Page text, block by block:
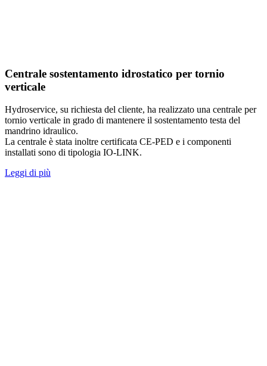
Centrale sostentamento idrostatico per tornio
verticale
Hydroservice, su richiesta del cliente, ha realizzato una centrale per
tornio verticale in grado di mantenere il sostentamento testa del
mandrino idraulico.
La centrale è stata inoltre certificata CE-PED e i componenti
installati sono di tipologia IO-LINK.
Leggi di più